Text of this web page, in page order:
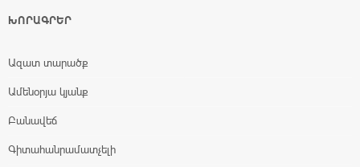
ԽՈՐԱԳՐԵՐ
Ազատ տարածք
Ամենօրյա կյանք
Բանավեճ
Գիտահանրամատչելի